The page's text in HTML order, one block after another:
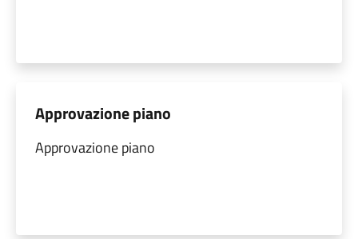
Approvazione piano
Approvazione piano